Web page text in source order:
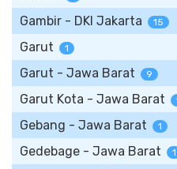
Gambir - DKI Jakarta 15
Garut 1
Garut - Jawa Barat 9
Garut Kota - Jawa Barat
Gebang - Jawa Barat 1
Gedebage - Jawa Barat 1